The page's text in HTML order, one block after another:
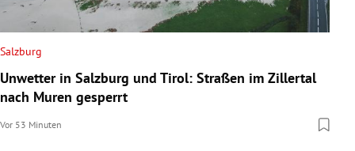
Untermenü
Untermenü
Salzburg
Unwetter in Salzburg und Tirol: Straßen im Zillertal
nach Muren gesperrt
Vor 53 Minuten